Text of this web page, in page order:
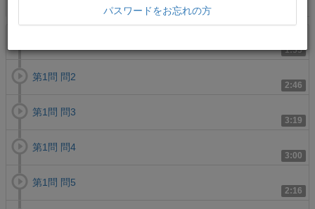
1:55
2:46
第1問 問2
3:19
第1問 問3
3:00
第1問 問4
2:16
第1問 問5
パスワードをお忘れの方